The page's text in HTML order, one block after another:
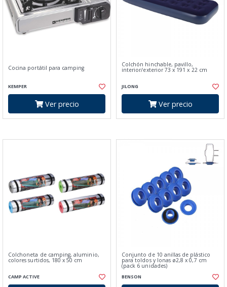
Cocina portátil para camping
KEMPER
Ver precio
Colchón hinchable, pavillo,
interior/exterior 73 x 191 x 22 cm
JILONG
Ver precio
Colchoneta de camping, aluminio,
colores surtidos, 180 x 50 cm
CAMP ACTIVE
Conjunto de 10 anillas de plástico
para toldos y lonas ø2,8 x 0,7 cm
(pack 6 unidades)
BENSON